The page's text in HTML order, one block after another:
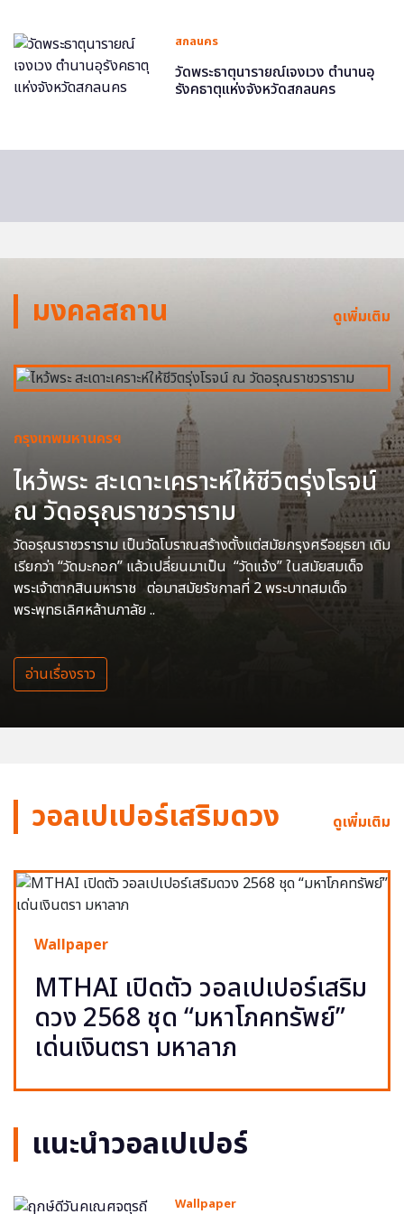
สกลนคร
วัดพระธาตุนารายณ์เจงเวง ตำนานอุ
รังคธาตุแห่งจังหวัดสกลนคร
มงคลสถาน ดูเพิ่มเติม
กรุงเทพมหานครฯ
ไหว้พระ สะเดาะเคราะห์ให้ชีวิตรุ่งโรจน์
ณ วัดอรุณราชวราราม
วัดอรุณราชวราราม เป็นวัดโบราณสร้างตั้งแต่สมัยกรุงศรีอยุธยา เดิม
เรียกว่า “วัดมะกอก” แล้วเปลี่ยนมาเป็น “วัดแจ้ง” ในสมัยสมเด็จ
พระเจ้าตากสินมหาราช ต่อมาสมัยรัชกาลที่ 2 พระบาทสมเด็จ
พระพุทธเลิศหล้านภาลัย ..
อ่านเรื่องราว
วอลเปเปอร์เสริมดวง ดูเพิ่มเติม
Wallpaper
MTHAI เปิดตัว วอลเปเปอร์เสริม
ดวง 2568 ชุด “มหาโภคทรัพย์”
เด่นเงินตรา มหาลาภ
แนะนำวอลเปเปอร์
Wallpaper